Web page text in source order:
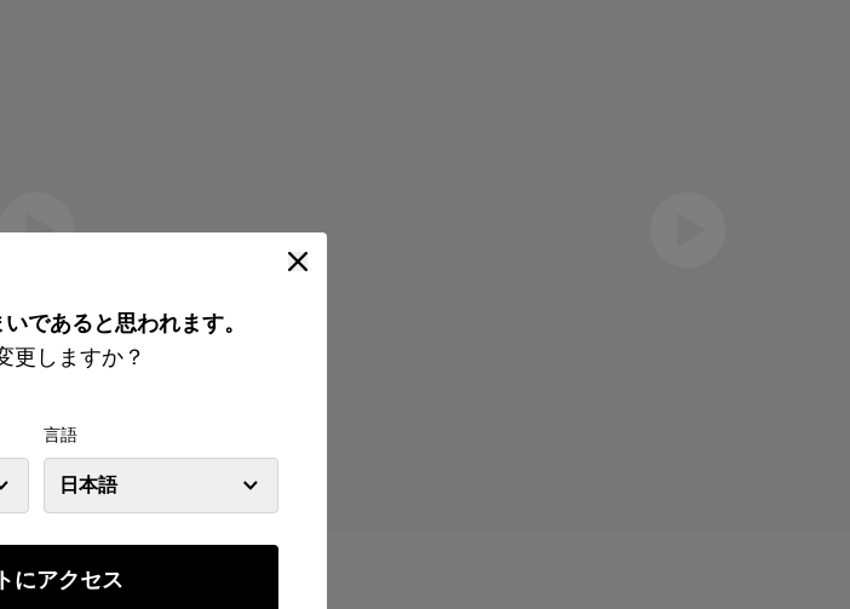
であると思われます。
更しますか？
言語
日本語
にアクセス